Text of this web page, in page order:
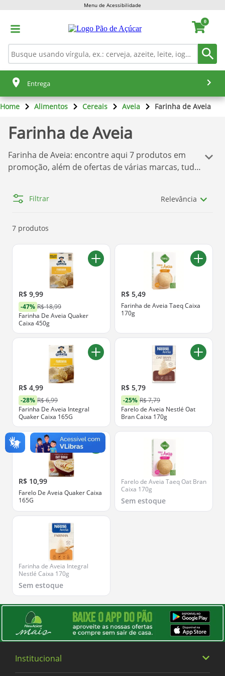
Menu de Acessibilidade
0
Entrega
Home Alimentos Cereais Aveia Farinha de Aveia
Farinha de Aveia
Farinha de Aveia: encontre aqui 7 produtos em
promoção, além de ofertas de várias marcas, tudo
cabeça! Temos aqui a melhor seleção de produtos
Pão de Açúcar
. Se você quer comprar os produtos
abaixo.
Filtrar Relevância
7 produtos
R$ 9,99
-47% R$ 18,99
Farinha De Aveia Quaker
Caixa 450g
R$ 5,49
Farinha de Aveia Taeq Caixa
170g
R$ 4,99
-28% R$ 6,99
Farinha De Aveia Integral
Quaker Caixa 165G
R$ 5,79
-25% R$ 7,79
Farelo de Aveia Nestlé Oat
Bran Caixa 170g
R$ 10,99
Farelo De Aveia Quaker Caixa
165G
Farelo de Aveia Taeq Oat Bran
Caixa 170g
Sem estoque
Farinha de Aveia Integral
Nestlé Caixa 170g
Sem estoque
Institucional